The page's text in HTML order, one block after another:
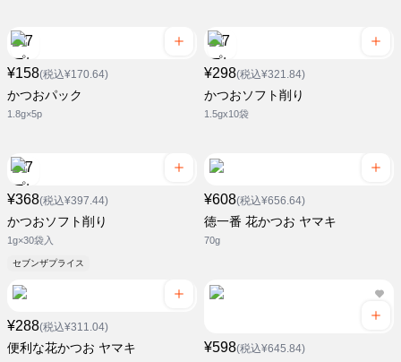
¥158(税込¥170.64)
かつおパック
1.8g×5p
¥298(税込¥321.84)
かつおソフト削り
1.5gx10袋
¥368(税込¥397.44)
かつおソフト削り
1g×30袋入
セブンザプライス
¥608(税込¥656.64)
徳一番 花かつお ヤマキ
70g
¥288(税込¥311.04)
便利な花かつお ヤマキ ¥598(税込¥645.84)